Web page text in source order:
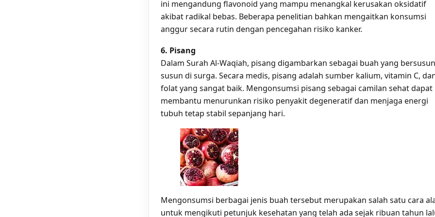
ini mengandung flavonoid yang mampu menangkal kerusakan oksidatif
akibat radikal bebas. Beberapa penelitian bahkan mengaitkan konsumsi
anggur secara rutin dengan pencegahan risiko kanker.
6. Pisang
Dalam Surah Al-Waqiah, pisang digambarkan sebagai buah yang
susun di surga. Secara medis, pisang adalah sumber kalium, vitamin C,
folat yang sangat baik. Mengonsumsi pisang sebagai camilan sehat dapat
membantu menurunkan risiko penyakit degeneratif dan menjaga energi
tubuh tetap stabil sepanjang hari.
Mengonsumsi berbagai jenis buah tersebut merupakan salah satu cara
untuk mengikuti petunjuk kesehatan yang telah ada sejak ribuan tahun